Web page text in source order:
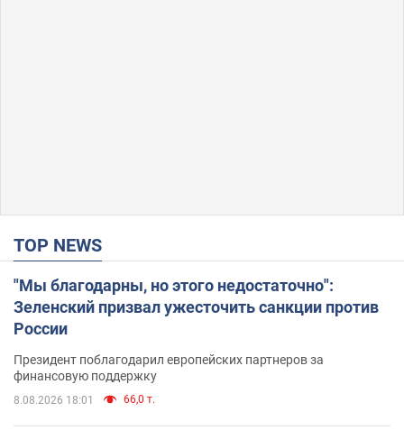
TOP NEWS
"Мы благодарны, но этого недостаточно":
Зеленский призвал ужесточить санкции против
России
Президент поблагодарил европейских партнеров за
финансовую поддержку
8.08.2026 18:01 66,0 т.